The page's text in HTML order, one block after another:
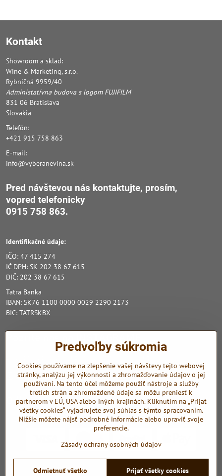
Kontakt
Showroom a sklad:
Wine & Marketing, s.r.o.
Rybničná 9959/40
Administatívna budova s logom FUJIFILM
831 06 Bratislava
Slovakia
Telefón:
+421 915 758 863
E-mail:
info@vyberanevina.sk
Pred návštevou nás kontaktujte, prosím,
vopred telefonicky
0915 758 863.
Identifikačné údaje:
IČO: 47 415 274
IČ DPH: SK 202 38 67 615
DIČ: 202 38 67 615
Tatra Banka
IBAN: SK76 1100 0000 0029 2290 2173
BIC: TATRSKBX
Instagram Youtube
Odkazy
© Copyright
Predvoľby súkromia
Cookies používame na zlepšenie vašej návštevy tejto webovej
stránky, analýzu jej výkonnosti a zhromažďovanie údajov o jej
používaní. Na tento účel môžeme použiť nástroje a služby
tretích strán a zhromaždené údaje sa môžu preniesť k
partnerom v EÚ, USA alebo iných krajinách. Kliknutím na „Prijať
všetky cookies“ vyjadrujete svoj súhlas s týmto spracovaním.
Nižšie môžete nájsť podrobné informácie alebo upraviť svoje
preferencie.
Zásady ochrany osobných údajov
Prijať všetky cookies
Odmietnuť všetko